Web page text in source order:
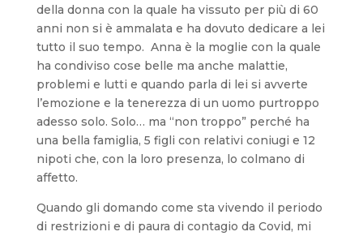
della donna con la quale ha vissuto per più di 60
anni non si è ammalata e ha dovuto dedicare a lei
tutto il suo tempo. Anna è la moglie con la quale
ha condiviso cose belle ma anche malattie,
problemi e lutti e quando parla di lei si avverte
l’emozione e la tenerezza di un uomo purtroppo
adesso solo. Solo… ma “non troppo” perché ha
una bella famiglia, 5 figli con relativi coniugi e 12
nipoti che, con la loro presenza, lo colmano di
affetto.
Quando gli domando come sta vivendo il periodo
di restrizioni e di paura di contagio da Covid, mi